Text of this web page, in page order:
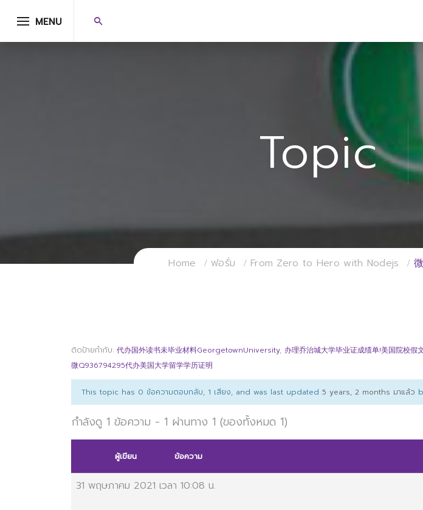
MENU
Topic
Home ฟอรั่ม From Zero to Hero with Nodejs
ติดป้ายกำกับ: 代办国外读书未毕业材料GeorgetownUniversity, 办理乔治城大学毕业证成绩单!美国院校假
微Q936794295代办美国大学留学学历证明
This topic has 0 ข้อความตอบกลับ, 1 เสียง, and was last updated 5 years, 2 months มาแล้ว
กำลังดู 1 ข้อความ - 1 ผ่านทาง 1 (ของทั้งหมด 1)
ผู้เขียน ข้อความ
31 พฤษภาคม 2021 เวลา 10:08 น.